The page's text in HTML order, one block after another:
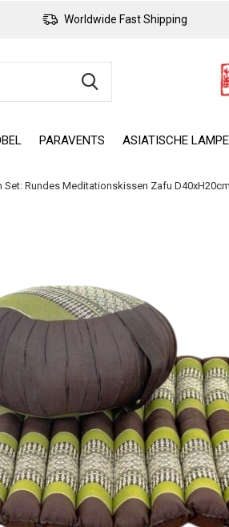
PARAVENTS ASIATISCHE
Worldwide Fast Shipping
Set: Rundes Meditationskissen Zafu